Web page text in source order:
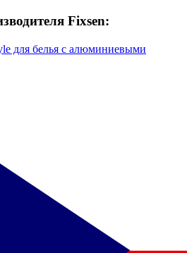
Fixsen:
для белья с алюминиевыми